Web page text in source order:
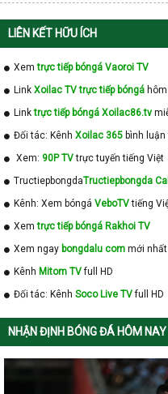
LIÊN KẾT HỮU ÍCH
Xemtrực tiếp bóngá Vaoroi TV
Link Xoilac TV trực tiếp bóngá
Linktrực tiếp bóngá Xoilac86.tv
Đối tác: Kênh Xoilac 365 bình
Xem: 90P TVtrực tuyến tiếng Việt
TructiepbongdaTructiepbongda
Kênh: Xem bóngá VeboTVtiếng
Xemtrực tiếp bóngá Rakhoi TV
Xem ngay bongdalu com mới nhất
Kênh Mitom TVfull HD
Đối tác: Kênh Soco Live TVfull HD
NHẬN ĐỊNH BÓNG ĐÁ HÔM NAY